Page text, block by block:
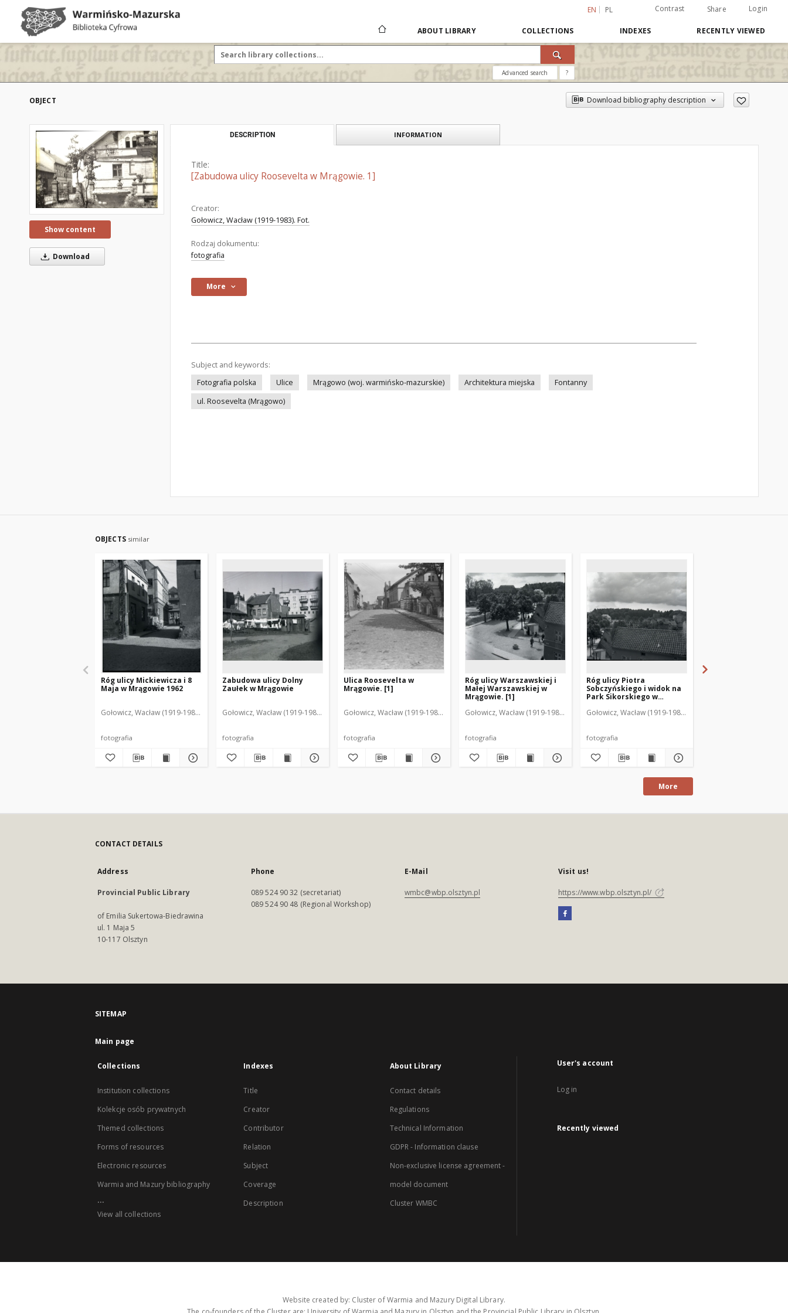
EN PL Contrast Share Login
ABOUT LIBRARY COLLECTIONS INDEXES RECENTLY VIEWED
Advanced search ?
OBJECT Download bibliography description
Show content
Download
DESCRIPTION INFORMATION
Title:
[Zabudowa ulicy Roosevelta w Mrągowie. 1]
Creator:
Gołowicz, Wacław (1919-1983). Fot.
Rodzaj dokumentu:
fotografia
More
Subject and keywords:
Fotografia polska
Ulice Mrągowo (woj. warmińsko-mazurskie) Architektura miejska
Fontanny
ul. Roosevelta (Mrągowo)
OBJECTS similar
Róg ulicy Mickiewicza i 8
Maja w Mrągowie 1962
Gołowicz, Wacław (1919-1983). Fot.
fotografia
Zabudowa ulicy Dolny
Zaułek w Mrągowie
Gołowicz, Wacław (1919-1983). Fot.
fotografia
Ulica Roosevelta w
Mrągowie. [1]
Gołowicz, Wacław (1919-1983). Fot.
fotografia
Róg ulicy Warszawskiej i
Małej Warszawskiej w
Mrągowie. [1]
Gołowicz, Wacław (1919-1983). Fot.
fotografia
Róg ulicy Piotra
Sobczyńskiego i widok na
Park Sikorskiego w
Gołowicz, Wacław (1919-1983). Fot.
fotografia
More
CONTACT DETAILS
Address
Provincial Public Library
of Emilia Sukertowa-Biedrawina
ul. 1 Maja 5
10-117 Olsztyn
Phone
089 524 90 32 (secretariat)
089 524 90 48 (Regional Workshop)
E-Mail
wmbc@wbp.olsztyn.pl
Visit us!
https://www.wbp.olsztyn.pl/
SITEMAP
Main page
Collections
Institution collections
Kolekcje osób prywatnych
Themed collections
Forms of resources
Electronic resources
Warmia and Mazury bibliography
...
View all collections
Indexes
Title
Creator
Contributor
Relation
Subject
Coverage
Description
About Library
Contact details
Regulations
Technical Information
GDPR - Information clause
Non-exclusive license agreement -
model document
Cluster WMBC
User's account
Log in
Recently viewed
Website created by: Cluster of Warmia and Mazury Digital Library.